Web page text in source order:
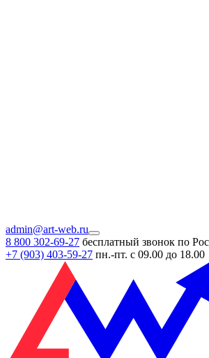
admin@art-web.ru
8 800 302-69-27 бесплатный звонок по
+7 (903) 403-59-27 пн.-пт. с 09.00 до 18.00